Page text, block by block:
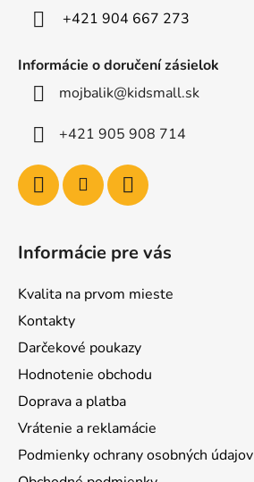
+421 904 667 273
Informácie o doručení zásielok
mojbalik@kidsmall.sk
+421 905 908 714
Informácie pre vás
Kvalita na prvom mieste
Kontakty
Darčekové poukazy
Hodnotenie obchodu
Doprava a platba
Vrátenie a reklamácie
Podmienky ochrany osobných údajov